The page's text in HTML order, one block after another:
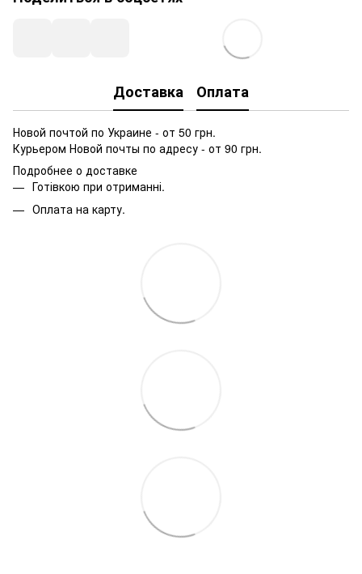
Доставка Оплата
Новой почтой по Украине - от 50 грн.
Курьером Новой почты по адресу - от 90 грн.
Подробнее о доставке
Готівкою при отриманні.
Оплата на карту.